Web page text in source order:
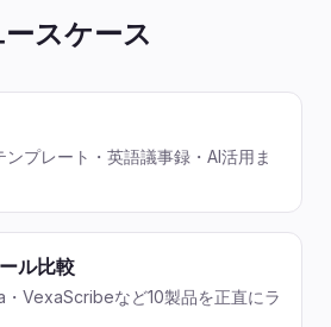
スケース
プレート・英語議事録・AI活用ま
ル比較
VexaScribeなど10製品を正直にラ